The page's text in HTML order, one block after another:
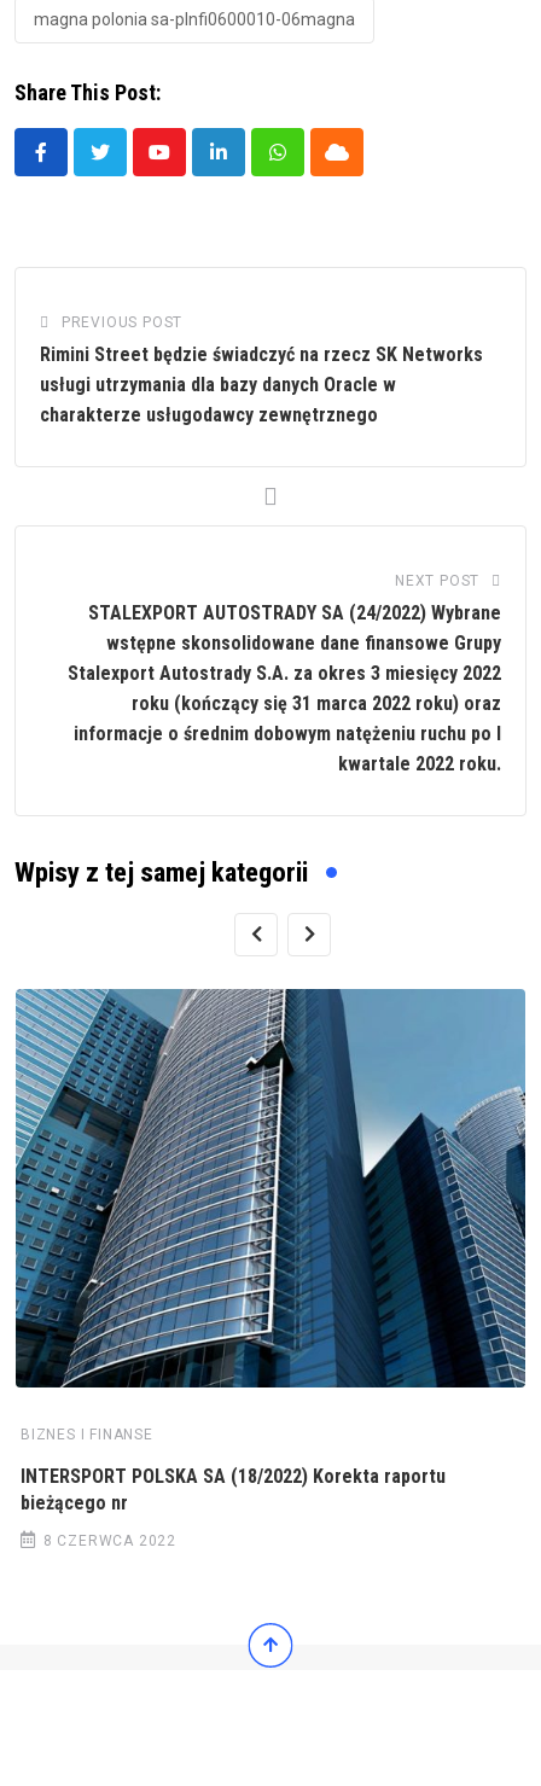
magna polonia sa-plnfi0600010-06magna
Share This Post:
YoutubeLinkedInWhatsappCloud
PREVIOUS POST
Rimini Street będzie świadczyć na rzecz SK Networks
usługi utrzymania dla bazy danych Oracle w
charakterze usługodawcy zewnętrznego
NEXT POST
STALEXPORT AUTOSTRADY SA (24/2022) Wybrane
wstępne skonsolidowane dane finansowe Grupy
Stalexport Autostrady S.A. za okres 3 miesięcy 2022
roku (kończący się 31 marca 2022 roku) oraz
informacje o średnim dobowym natężeniu ruchu po I
kwartale 2022 roku.
Wpisy z tej samej kategorii
BIZNES I FINANSE
INTERSPORT POLSKA SA (18/2022) Korekta raportu
bieżącego nr
8 CZERWCA 2022